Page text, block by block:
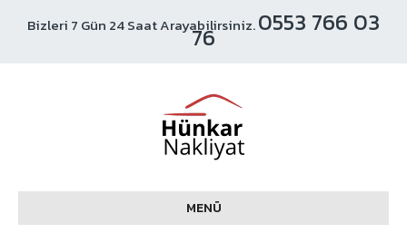
Bizleri 7 Gün 24 Saat Arayabilirsiniz.0553 766 03
76
MENÜ